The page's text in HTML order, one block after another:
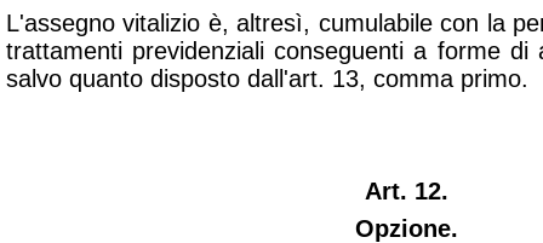
L'assegno vitalizio è, altresì, cumulabile con la
trattamenti previdenziali conseguenti a forme di
salvo quanto disposto dall'art. 13, comma primo.
Art. 12.
Opzione.